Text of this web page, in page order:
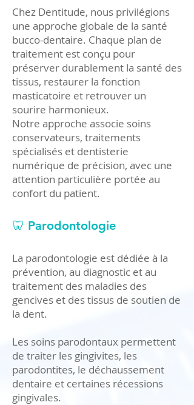
Chez Dentitude, nous privilégions
une approche globale de la santé
bucco-dentaire. Chaque plan de
traitement est conçu pour
préserver durablement la santé des
tissus, restaurer la fonction
masticatoire et retrouver un
sourire harmonieux.
Notre approche associe soins
conservateurs, traitements
spécialisés et dentisterie
numérique de précision, avec une
attention particulière portée au
confort du patient.
🦷 Parodontologie
La parodontologie est dédiée à la
prévention, au diagnostic et au
traitement des maladies des
gencives et des tissus de soutien de
la dent.
Les soins parodontaux permettent
de traiter les gingivites, les
parodontites, le déchaussement
dentaire et certaines récessions
gingivales.